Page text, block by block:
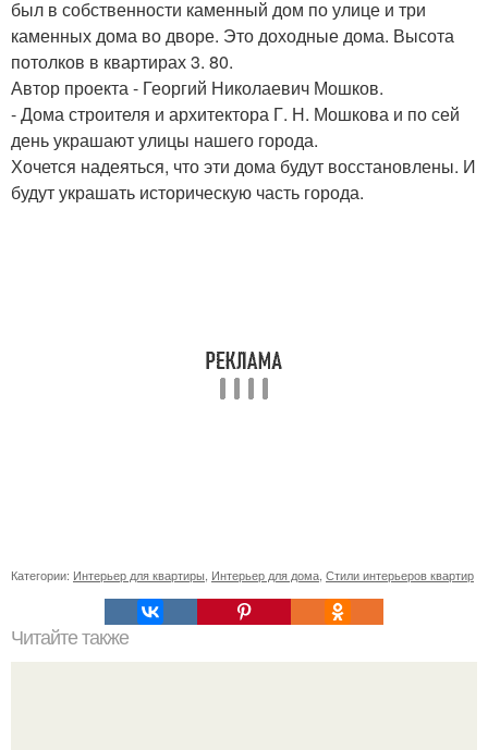
был в собственности каменный дом по улице и три
каменных дома во дворе. Это доходные дома. Высота
потолков в квартирах 3. 80.
Автор проекта - Георгий Николаевич Мошков.
- Дома строителя и архитектора Г. Н. Мошкова и по сей
день украшают улицы нашего города.
Хочется надеяться, что эти дома будут восстановлены. И
будут украшать историческую часть города.
Категории: Интерьер для квартиры Интерьер для дома Стили интерьеров квартир
Читайте также